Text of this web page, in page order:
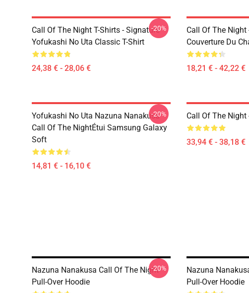
Call Of The Night T-Shirts - Signature
Yofukashi No Uta Classic T-Shirt
24,38 € - 28,06 €
-20%
Call Of The Night
Couverture Du
18,21 € - 42,22 €
Yofukashi No Uta Nazuna Nanakusa
Call Of The NightÉtui Samsung Galaxy
Soft
14,81 € - 16,10 €
-20% Call Of The Night
33,94 € - 38,18 €
Nazuna Nanakusa Call Of The Night
Pull-Over Hoodie
-20%
Nazuna
Pull-Over Hoodie